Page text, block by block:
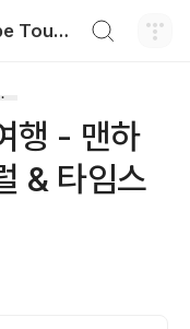
유럽탐험아카이브 Europe Tour Information
지역 여행
행 - 맨하
& 타임스